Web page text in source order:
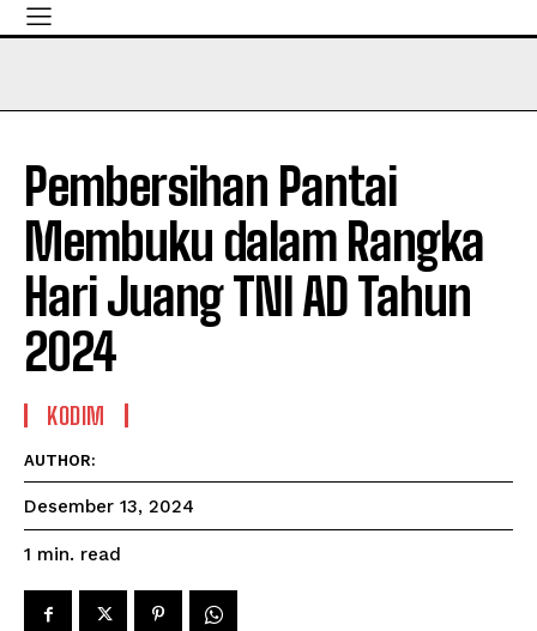
Pembersihan Pantai
Membuku dalam Rangka
Hari Juang TNI AD Tahun
2024
KODIM
AUTHOR:
Desember 13, 2024
1 min. read